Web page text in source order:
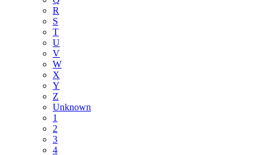
R
S
T
U
V
W
X
Y
Z
Unknown
1
2
3
4